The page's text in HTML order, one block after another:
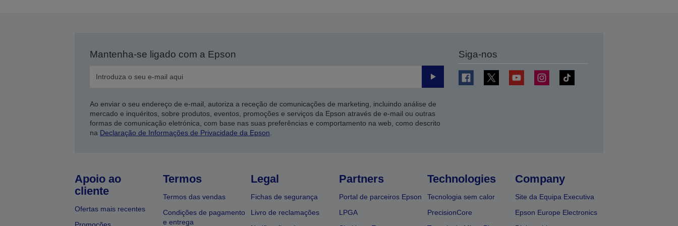
Mantenha-se ligado com a Epson
Enviar
Ao enviar o seu endereço de e-mail, autoriza a receção de comunicações de marketing, incluindo análise de
mercado e inquéritos, sobre produtos, eventos, promoções e serviços da Epson através de e-mail ou outras
formas de comunicação eletrónica, com base nas suas preferências e comportamento na web, como descrito
na Declaração de Informações de Privacidade da Epson.
Siga-nos
Apoio ao
cliente
Ofertas mais recentes
Termos
Termos das vendas
Condições de pagamento
e entrega
Legal
Fichas de segurança
Livro de reclamações
Partners
Portal de parceiros Epson
LPGA
Technologies
Tecnologia sem calor
PrecisionCore
Company
Site da Equipa Executiva
Epson Europe Electronics